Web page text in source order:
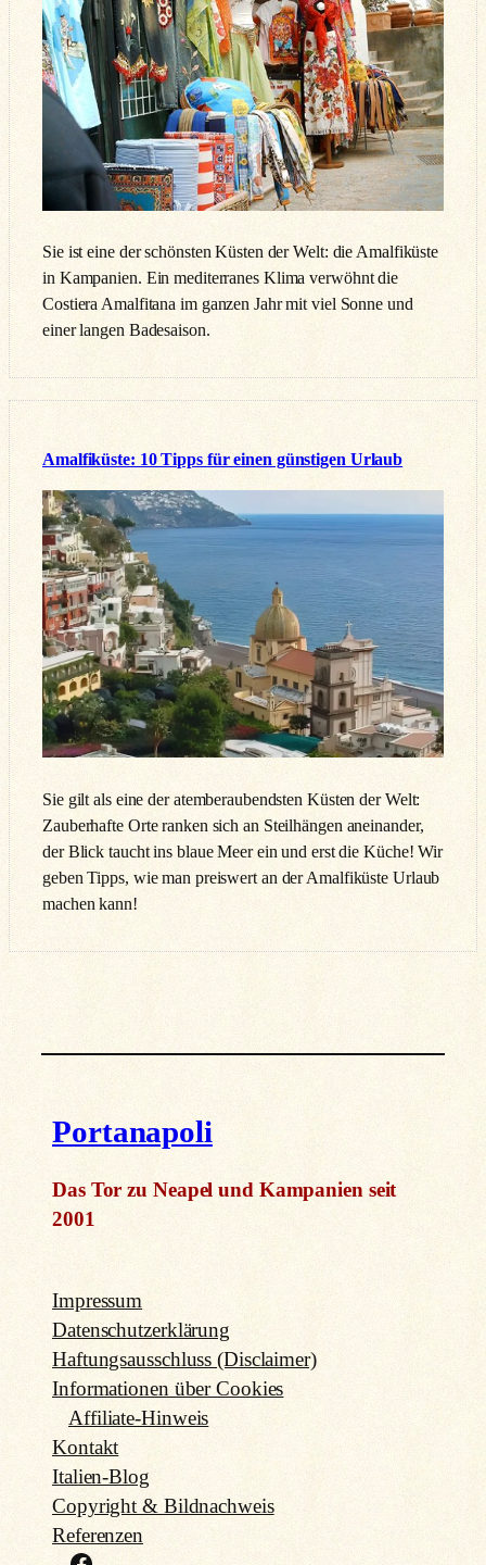
Sie ist eine der schönsten Küsten der Welt: die Amalfiküste
in Kampanien. Ein mediterranes Klima verwöhnt die
Costiera Amalfitana im ganzen Jahr mit viel Sonne und
einer langen Badesaison.
Amalfiküste: 10 Tipps für einen günstigen Urlaub
Sie gilt als eine der atemberaubendsten Küsten der Welt:
Zauberhafte Orte ranken sich an Steilhängen aneinander,
der Blick taucht ins blaue Meer ein und erst die Küche! Wir
geben Tipps, wie man preiswert an der Amalfiküste Urlaub
machen kann!
Portanapoli
Das Tor zu Neapel und Kampanien seit
2001
Impressum
Datenschutzerklärung
Haftungsausschluss (Disclaimer)
Informationen über Cookies
Affiliate-Hinweis
Kontakt
Italien-Blog
Copyright & Bildnachweis
Referenzen